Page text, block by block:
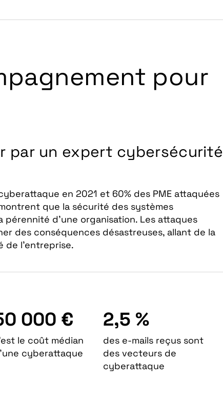
pour
par un expert cybersécurité
en 2021 et 60% des PME attaquées
que la sécurité des systèmes
d’une organisation. Les attaques
des conséquences désastreuses, allant de la
de l’entreprise.
000 €
le coût médian
cyberattaque
2,5 %
des e-mails reçus sont
des vecteurs de
cyberattaque